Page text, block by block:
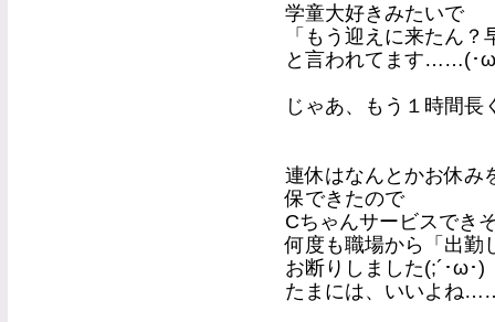
学童大好きみたいで
「もう迎えに来たん？
と言われてます……(･
じゃあ、もう１時間
連休はなんとかお休み
保できたので
Cちゃんサービスでき
何度も職場から「出勤
お断りしました(;´･ω･)
たまには、いいよね